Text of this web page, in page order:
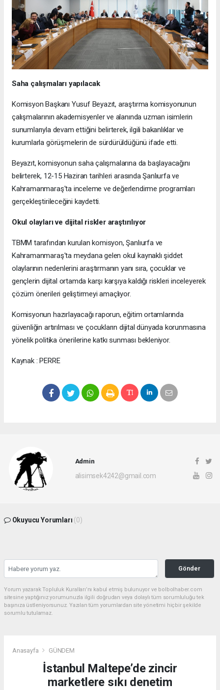
Saha çalışmaları yapılacak
Komisyon Başkanı Yusuf Beyazıt, araştırma komisyonunun
çalışmalarının akademisyenler ve alanında uzman isimlerin
sunumlarıyla devam ettiğini belirterek, ilgili bakanlıklar ve
kurumlarla görüşmelerin de sürdürüldüğünü ifade etti.
Beyazıt, komisyonun saha çalışmalarına da başlayacağını
belirterek, 12-15 Haziran tarihleri arasında Şanlıurfa ve
Kahramanmaraş'ta inceleme ve değerlendirme programları
gerçekleştirileceğini kaydetti.
Okul olayları ve dijital riskler araştırılıyor
TBMM tarafından kurulan komisyon, Şanlıurfa ve
Kahramanmaraş'ta meydana gelen okul kaynaklı şiddet
olaylarının nedenlerini araştırmanın yanı sıra, çocuklar ve
gençlerin dijital ortamda karşı karşıya kaldığı riskleri inceleyerek
çözüm önerileri geliştirmeyi amaçlıyor.
Komisyonun hazırlayacağı raporun, eğitim ortamlarında
güvenliğin artırılması ve çocukların dijital dünyada korunmasına
yönelik politika önerilerine katkı sunması bekleniyor.
Kaynak : PERRE
Admin
alisimsek4242@gmail.com
Okuyucu Yorumları (0)
Gönder
Yorum yazarak Topluluk Kuralları’nı kabul etmiş bulunuyor ve bolbolhaber.com
sitesine yaptığınız yorumunuzla ilgili doğrudan veya dolaylı tüm sorumluluğu tek
başınıza üstleniyorsunuz. Yazılan tüm yorumlardan site yönetimi hiçbir şekilde
sorumlu tutulamaz.
Anasayfa GÜNDEM
İstanbul Maltepe’de zincir
marketlere sıkı denetim